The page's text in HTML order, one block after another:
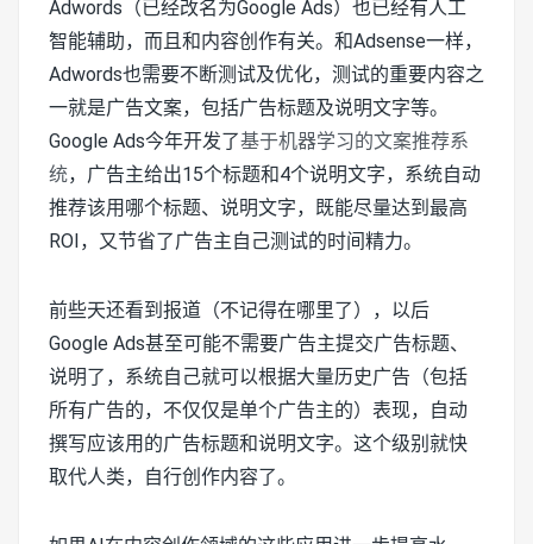
Adwords（已经改名为Google Ads）也已经有人工
智能辅助，而且和内容创作有关。和Adsense一样，
Adwords也需要不断测试及优化，测试的重要内容之
一就是广告文案，包括广告标题及说明文字等。
Google Ads今年开发了基于机器学习的文案推荐系
统，广告主给出15个标题和4个说明文字，系统自动
推荐该用哪个标题、说明文字，既能尽量达到最高
ROI，又节省了广告主自己测试的时间精力。
前些天还看到报道（不记得在哪里了），以后
Google Ads甚至可能不需要广告主提交广告标题、
说明了，系统自己就可以根据大量历史广告（包括
所有广告的，不仅仅是单个广告主的）表现，自动
撰写应该用的广告标题和说明文字。这个级别就快
取代人类，自行创作内容了。